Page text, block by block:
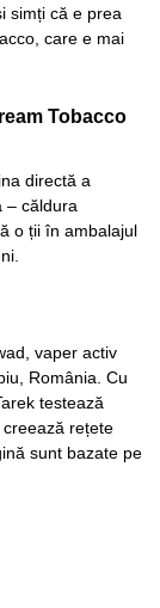
simți că e prea
care e mai
Tobacco
directă a
– căldura
o ții în ambalajul
vaper activ
România. Cu
testează
rețete
sunt bazate pe